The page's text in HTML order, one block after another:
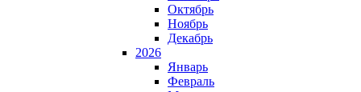
Октябрь
Ноябрь
Декабрь
2026
Январь
Февраль